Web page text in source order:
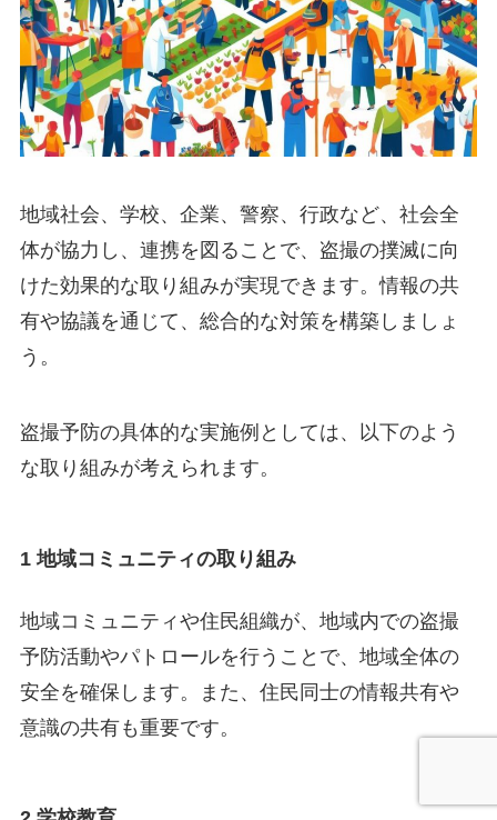
地域社会、学校、企業、警察、行政など、社会全
体が協力し、連携を図ることで、盗撮の撲滅に向
けた効果的な取り組みが実現できます。情報の共
有や協議を通じて、総合的な対策を構築しましょ
う。
盗撮予防の具体的な実施例としては、以下のよう
な取り組みが考えられます。
1 地域コミュニティの取り組み
地域コミュニティや住民組織が、地域内での盗撮
予防活動やパトロールを行うことで、地域全体の
安全を確保します。また、住民同士の情報共有や
意識の共有も重要です。